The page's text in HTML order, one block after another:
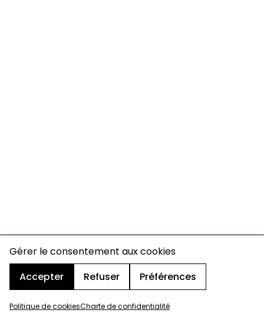
Gérer le consentement aux cookies
Accepter
Refuser Préférences
Politique de cookiesCharte de confidentialité